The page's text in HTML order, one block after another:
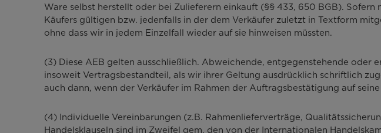
Ware selbst herstellt oder bei Zulieferern einkauft (§§ 433, 650 BGB).
Käufers gültigen bzw. jedenfalls in der dem Verkäufer zuletzt in Textform
ohne dass wir in jedem Einzelfall wieder auf sie hinweisen müssten.
(3) Diese AEB gelten ausschließlich. Abweichende, entgegenstehende oder
insoweit Vertragsbestandteil, als wir ihrer Geltung ausdrücklich schriftlich
auch dann, wenn der Verkäufer im Rahmen der Auftragsbestätigung auf
(4) Individuelle Vereinbarungen (z.B. Rahmenlieferverträge,
Handelsklauseln sind im Zweifel gem. den von der Internationalen